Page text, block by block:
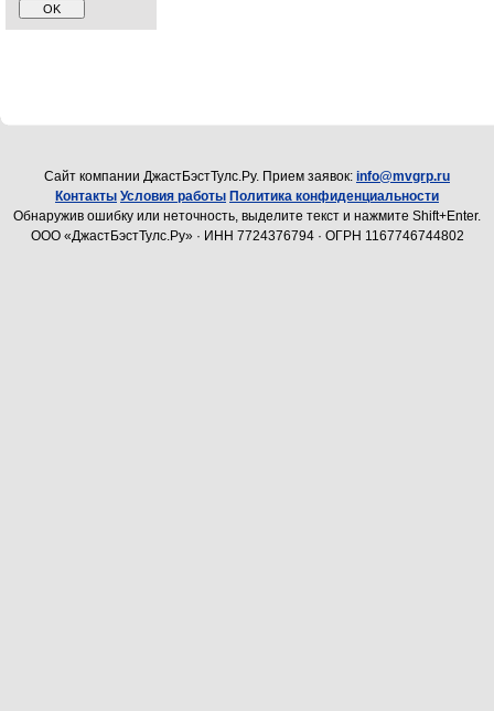
Cайт компании ДжастБэстТулс.Ру. Прием заявок: info@mvgrp.ru
Контакты Условия работы Политика конфиденциальности
Обнаружив ошибку или неточность, выделите текст и нажмите Shift+Enter.
ООО «ДжастБэстТулс.Ру» · ИНН 7724376794 · ОГРН 1167746744802